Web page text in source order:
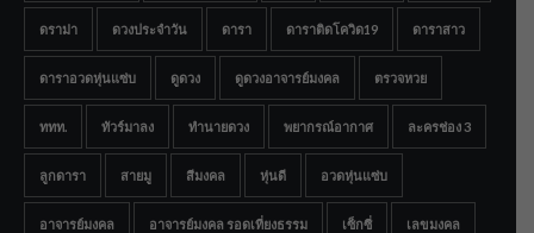
ดราม่า ดวงประจำวัน ดารา ดาราติดโควิด19 ดาราสาว
ดาราอวดหุ่นแซ่บ ดูดวง ดูดวงอาจารย์มงคล ตรวจหวย
ททท. ทัวร์มาลง ทำนายดวง พยากรณ์อากาศ ละครช่อง 3
ลูกดารา สายมู สีมงคล หุ่นดี อวดหุ่นแซ่บ
อาจารย์มงคล อาจารย์มงคล รอดเที่ยงธรรม เซ็กซี่ เลขมงคล